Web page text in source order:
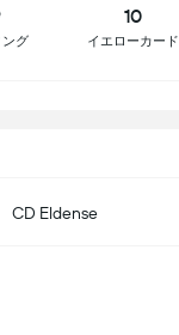
グ
10
イエローカード
CD Eldense